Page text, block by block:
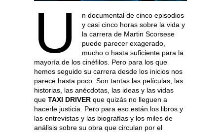
U
n documental de cinco episodios
y casi cinco horas sobre la vida y
la carrera de Martin Scorsese
puede parecer exagerado,
mucho o hasta suficiente para la
mayoría de los cinéfilos. Pero para los que
hemos seguido su carrera desde los inicios nos
parece hasta poco. Son tantas las películas, las
historias, las anécdotas, las ideas y las vidas
que TAXI DRIVER que quizás no lleguen a
hacerle justicia. Pero para eso están los libros y
las entrevistas y las biografías y los miles de
análisis sobre su obra que circulan por el